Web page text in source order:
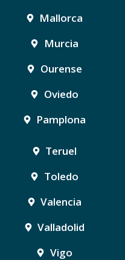
Mallorca
Murcia
Ourense
Oviedo
Pamplona
Teruel
Toledo
Valencia
Valladolid
Vigo